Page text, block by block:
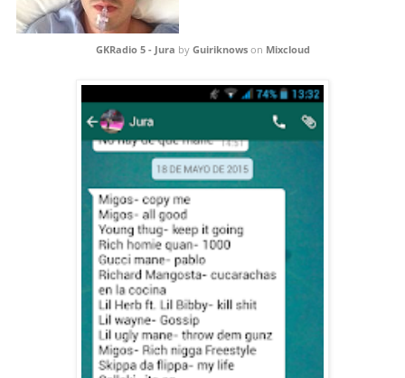
GKRadio 5 - Jura by Guiriknowson Mixcloud